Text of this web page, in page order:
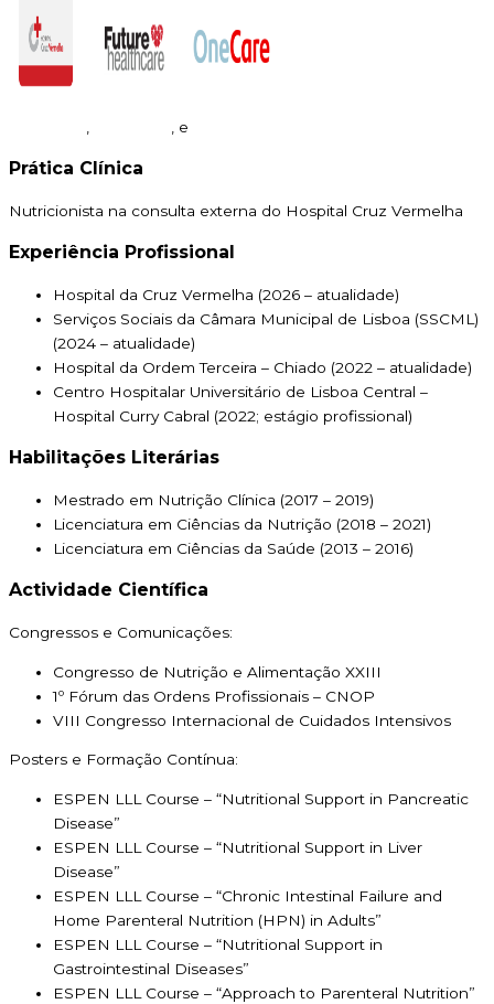
, e
Prática Clínica
Nutricionista na consulta externa do Hospital Cruz Vermelha
Experiência Profissional
Hospital da Cruz Vermelha (2026 – atualidade)
Serviços Sociais da Câmara Municipal de Lisboa (SSCML)
(2024 – atualidade)
Hospital da Ordem Terceira – Chiado (2022 – atualidade)
Centro Hospitalar Universitário de Lisboa Central –
Hospital Curry Cabral (2022; estágio profissional)
Habilitações Literárias
Mestrado em Nutrição Clínica (2017 – 2019)
Licenciatura em Ciências da Nutrição (2018 – 2021)
Licenciatura em Ciências da Saúde (2013 – 2016)
Actividade Científica
Congressos e Comunicações:
Congresso de Nutrição e Alimentação XXIII
1º Fórum das Ordens Profissionais – CNOP
VIII Congresso Internacional de Cuidados Intensivos
Posters e Formação Contínua:
ESPEN LLL Course – “Nutritional Support in Pancreatic
Disease”
ESPEN LLL Course – “Nutritional Support in Liver
Disease”
ESPEN LLL Course – “Chronic Intestinal Failure and
Home Parenteral Nutrition (HPN) in Adults”
ESPEN LLL Course – “Nutritional Support in
Gastrointestinal Diseases”
ESPEN LLL Course – “Approach to Parenteral Nutrition”